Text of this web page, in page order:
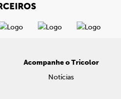
Acompanhe o Tricolor
Notícias